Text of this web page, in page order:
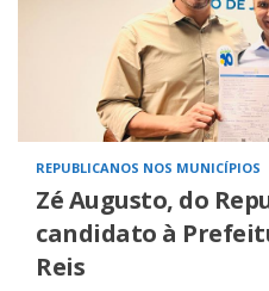
REPUBLICANOS NOS MUNICÍPIOS
Zé Augusto, do
candidato à
Reis